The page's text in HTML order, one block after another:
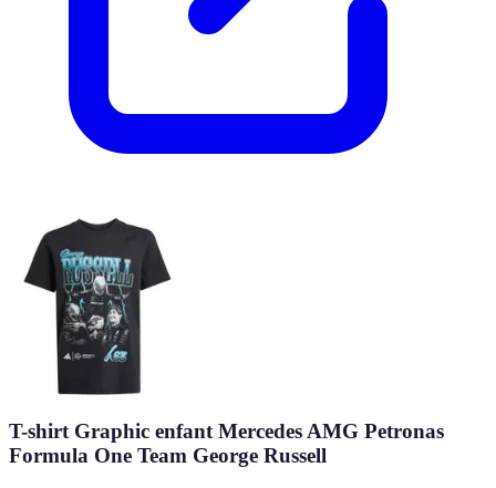
T-shirt Graphic enfant Mercedes AMG Petronas
Formula One Team George Russell